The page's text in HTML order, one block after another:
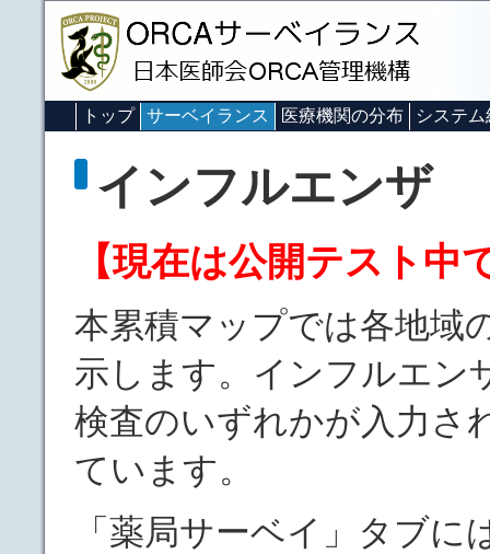
トップ サーベイランス 医療機関の分布 システム
インフルエンザ
【現在は公開テスト中
本累積マップでは各地域
示します。インフルエン
検査のいずれかが入力さ
ています。
「薬局サーベイ」タブに